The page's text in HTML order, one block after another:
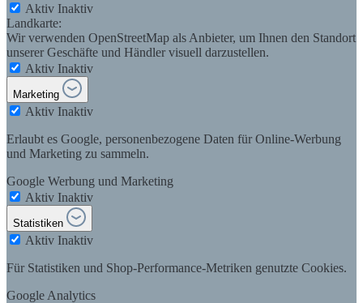
Aktiv Inaktiv
Landkarte:
Wir verwenden OpenStreetMap als Anbieter, um Ihnen den Standort
unserer Geschäfte und Händler visuell darzustellen.
Aktiv Inaktiv
Marketing
Aktiv Inaktiv
Erlaubt es Google, personenbezogene Daten für Online-Werbung
und Marketing zu sammeln.
Google Werbung und Marketing
Aktiv Inaktiv
Statistiken
Aktiv Inaktiv
Für Statistiken und Shop-Performance-Metriken genutzte Cookies.
Google Analytics